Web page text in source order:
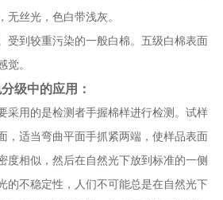
无丝光，色白带浅灰。
受到较重污染的一般白棉。五级白棉表面
觉。
级中的应用：
采用的是检测者手握棉样进行检测。试样
，适当弯曲平面手抓紧两端，使样品表面
度相似，然后在自然光下放到标准的一侧
的不稳定性，人们不可能总是在自然光下